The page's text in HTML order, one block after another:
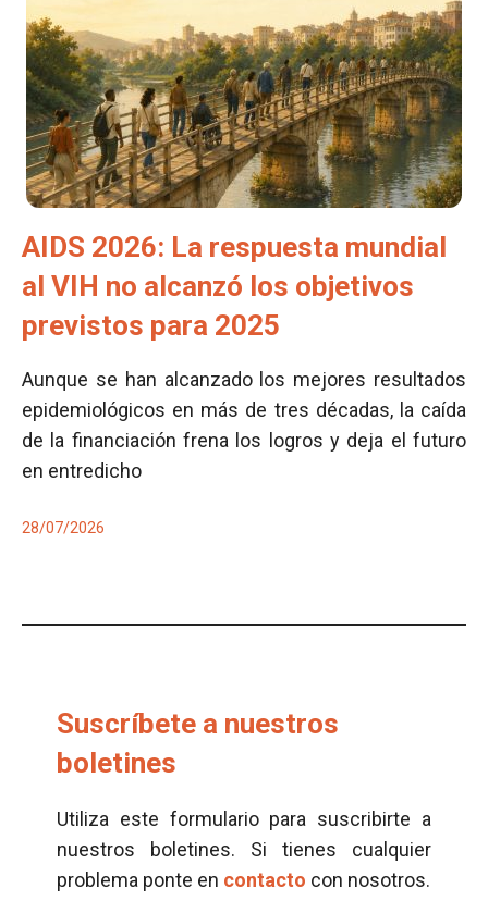
AIDS 2026: La respuesta mundial
al VIH no alcanzó los objetivos
previstos para 2025
Aunque se han alcanzado los mejores resultados
epidemiológicos en más de tres décadas, la caída
de la financiación frena los logros y deja el futuro
en entredicho
28/07/2026
Suscríbete a nuestros
boletines
Utiliza este formulario para suscribirte a
nuestros boletines. Si tienes cualquier
problema ponte en contacto con nosotros.